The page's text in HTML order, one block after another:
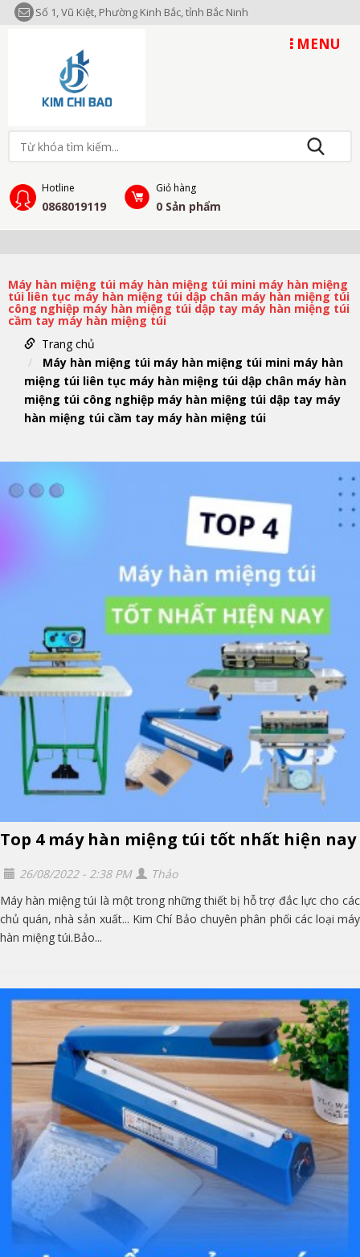
Số 1, Vũ Kiệt, Phường Kinh Bắc, tỉnh Bắc Ninh
MENU
Hotline
0868019119
Giỏ hàng
0 Sản phẩm
Máy hàn miệng túi máy hàn miệng túi mini máy hàn miệng
túi liên tục máy hàn miệng túi dập chân máy hàn miệng túi
công nghiệp máy hàn miệng túi dập tay máy hàn miệng túi
cầm tay máy hàn miệng túi
Trang chủ
Máy hàn miệng túi máy hàn miệng túi mini máy hàn
miệng túi liên tục máy hàn miệng túi dập chân máy hàn
miệng túi công nghiệp máy hàn miệng túi dập tay máy
hàn miệng túi cầm tay máy hàn miệng túi
Top 4 máy hàn miệng túi tốt nhất hiện nay
26/08/2022 - 2:38 PM
Thảo
Máy hàn miệng túi là một trong những thiết bị hỗ trợ đắc lực cho các
chủ quán, nhà sản xuất... Kim Chí Bảo chuyên phân phối các loại máy
hàn miệng túi.Bảo...